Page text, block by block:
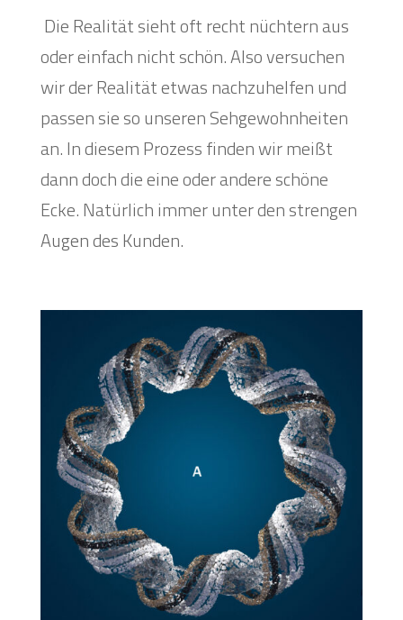
Die Realität sieht oft recht nüchtern aus
oder einfach nicht schön. Also versuchen
wir der Realität etwas nachzuhelfen und
passen sie so unseren Sehgewohnheiten
an. In diesem Prozess finden wir meißt
dann doch die eine oder andere schöne
Ecke. Natürlich immer unter den strengen
Augen des Kunden.